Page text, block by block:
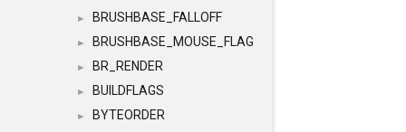
► BRUSHBASE_FALLOFF
► BRUSHBASE_MOUSE_FLAG
► BR_RENDER
► BUILDFLAGS
►
BYTEORDER